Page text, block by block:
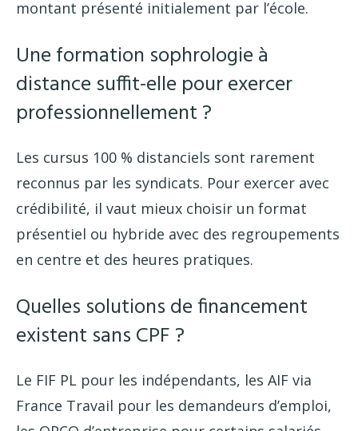
montant présenté initialement par l’école.
Une formation sophrologie à
distance suffit-elle pour exercer
professionnellement ?
Les cursus 100 % distanciels sont rarement
reconnus par les syndicats. Pour exercer avec
crédibilité, il vaut mieux choisir un format
présentiel ou hybride avec des regroupements
en centre et des heures pratiques.
Quelles solutions de financement
existent sans CPF ?
Le FIF PL pour les indépendants, les AIF via
France Travail pour les demandeurs d’emploi,